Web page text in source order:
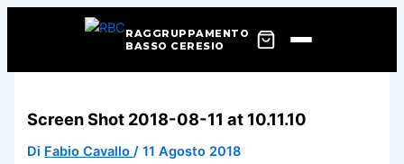
RAGGRUPPAMENTO
BASSO CERESIO
contenuto
Screen Shot 2018-08-11 at 10.11.10
Di Fabio Cavallo/11 Agosto 2018